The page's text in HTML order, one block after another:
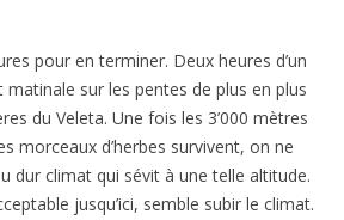
pour en terminer. Deux heures d’un
sur les pentes de plus en plus
du Veleta. Une fois les 3’000 mètres
morceaux d’herbes survivent, on ne
dur climat qui sévit à une telle altitude.
jusqu’ici, semble subir le climat.